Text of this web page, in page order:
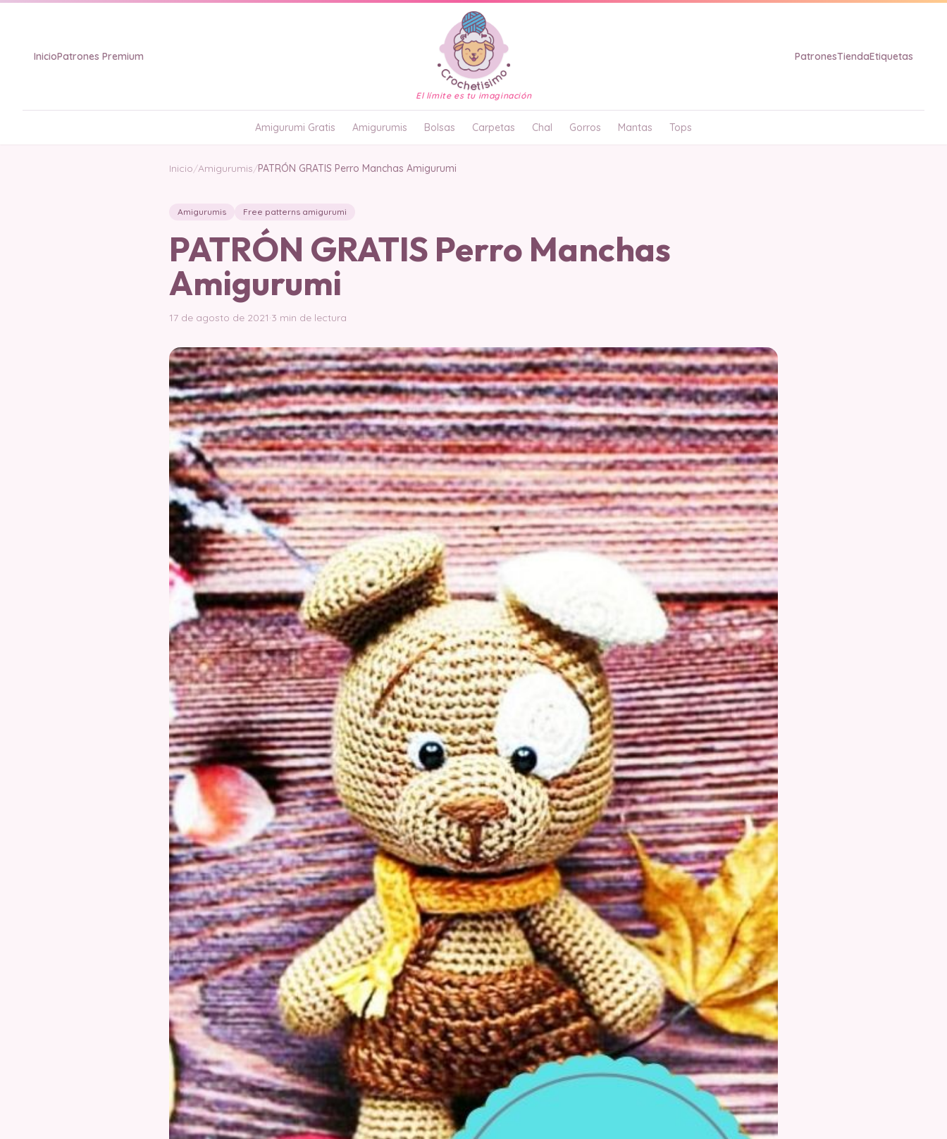
InicioPatrones Premium
El límite es tu imaginación
PatronesTiendaEtiquetas
Amigurumi Gratis Amigurumis Bolsas Carpetas Chal Gorros Mantas Tops
Inicio/Amigurumis/PATRÓN GRATIS Perro Manchas Amigurumi
Amigurumis Free patterns amigurumi
PATRÓN GRATIS Perro Manchas
Amigurumi
17 de agosto de 2021·3 min de lectura